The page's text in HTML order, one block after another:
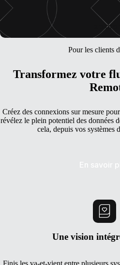
Explorer
Pour les clients
Transformez votre
Créez des connexions sur mesure
révélez le plein potentiel des données
cela, depuis vos systèmes
En savoir
Une vision
Finis les va-et-vient entre plusieurs